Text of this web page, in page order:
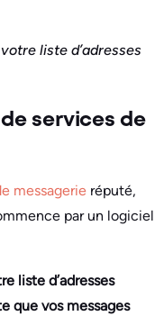
liste d’adresses
services de
messagerie réputé,
par un logiciel
liste d’adresses
que vos messages